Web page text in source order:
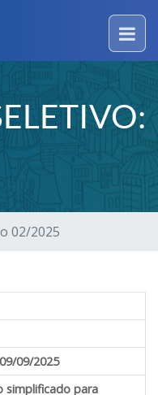
02/2025
09/2025
simplificado para